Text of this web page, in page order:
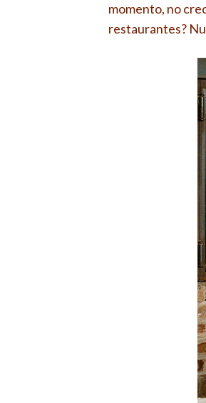
momento, no
restaurantes?